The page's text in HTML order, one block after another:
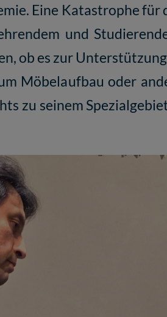
Eine Katastrophe für
und
ob es zur
Möbelaufbau oder
zu seinem